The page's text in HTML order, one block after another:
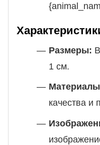
Размеры:
1 см.
качества и